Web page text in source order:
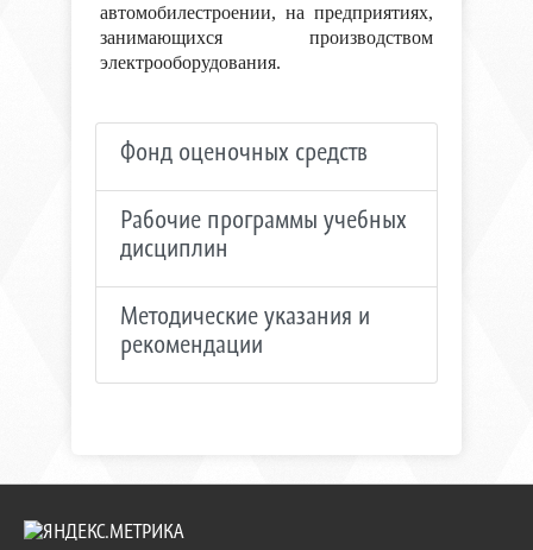
автомобилестроении, на предприятиях,
занимающихся производством
электрооборудования.
Фонд оценочных средств
Рабочие программы учебных
дисциплин
Методические указания и
рекомендации